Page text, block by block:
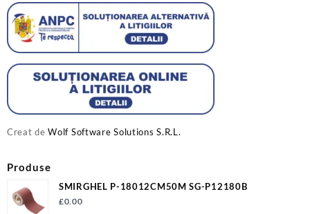
Creat deWolf Software Solutions S.R.L.
Produse
SMIRGHEL P-18012CM50M SG-P12180B
£0.00